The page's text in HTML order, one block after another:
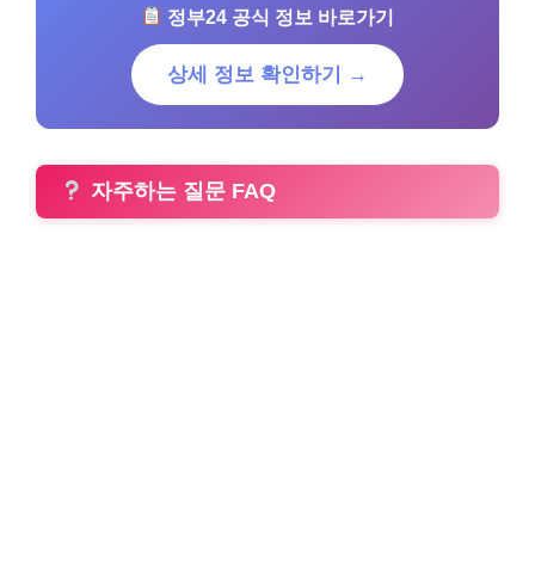
정부24 공식 정보 바로가기
상세 정보 확인하기 →
자주하는 질문 FAQ